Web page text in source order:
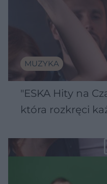
MUZYKA
"ESKA Hity na
która rozkręci